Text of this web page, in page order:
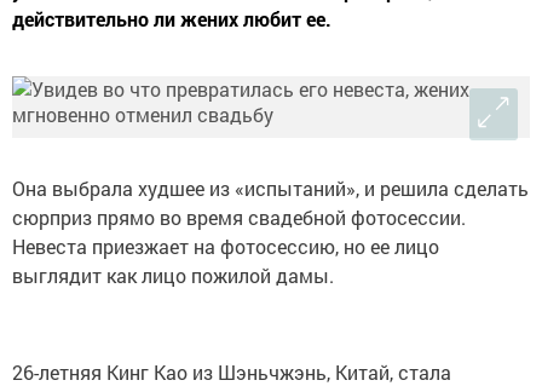
действительно ли жених любит ее.
Она выбрала худшее из «испытаний», и решила сделать
сюрприз прямо во время свадебной фотосессии.
Невеста приезжает на фотосессию, но ее лицо
выглядит как лицо пожилой дамы.
26-летняя Кинг Као из Шэньчжэнь, Китай, стала